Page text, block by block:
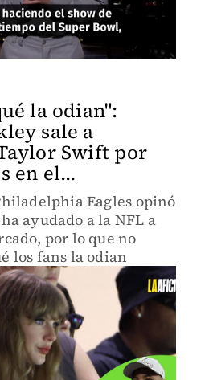
la odian":
sale a
Swift por
en el...
Eagles opinó
ayudado a la NFL a
por lo que no
los fans la odian